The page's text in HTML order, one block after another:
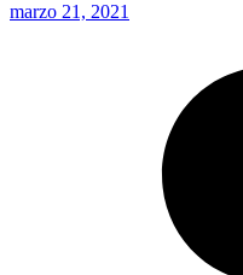
marzo 21, 2021